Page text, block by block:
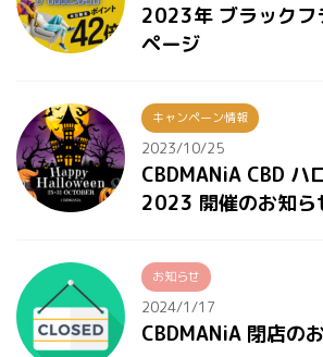
2023年 ブラック
ページ
キャンペーン情報
2023/10/25
CBDMANiA CBD ハ
2023 開催のお知ら
お知らせ
2024/1/17
CBDMANiA 閉店の